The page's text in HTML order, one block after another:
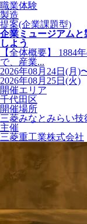
職業体験
製造
提案(企業課題型)
企業ミュージアム
しよう
【全体概要】 1884
で、産業...
2026年08月24日(月)
2026年08月25日(火)
開催エリア
千代田区
開催場所
三菱みなとみらい技
主催
三菱重工業株式会社